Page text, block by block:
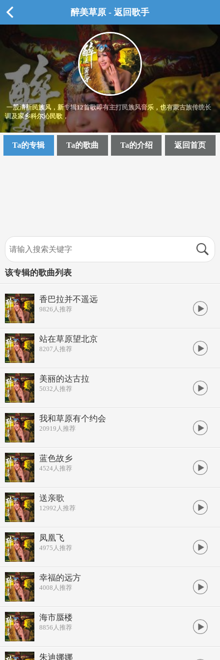
醉美草原 - 返回歌手
一股清新民族风，新专辑12首歌即有主打民族风音乐，也有蒙古族传统长
调及家乡科尔沁民歌，
Ta的专辑 Ta的歌曲 Ta的介绍 返回首页
该专辑的歌曲列表
香巴拉并不遥远
9826 人推荐
站在草原望北京
8207 人推荐
美丽的达古拉
5032 人推荐
我和草原有个约会
20919 人推荐
蓝色故乡
4524人推荐
送亲歌
12992 人推荐
凤凰飞
4975 人推荐
幸福的远方
4008 人推荐
海市蜃楼
8856 人推荐
朱迪娜娜